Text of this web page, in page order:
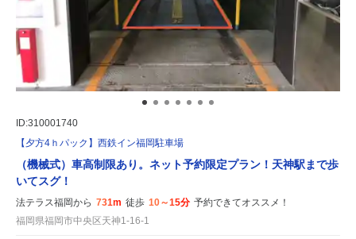
ID:310001740
【夕方4ｈパック】西鉄イン福岡駐車場
（機械式）車高制限あり。ネット予約限定プラン！天神駅まで歩
いてスグ！
法テラス福岡から 731m 徒歩 10～15分 予約できてオススメ！
福岡県福岡市中央区天神1-16-1